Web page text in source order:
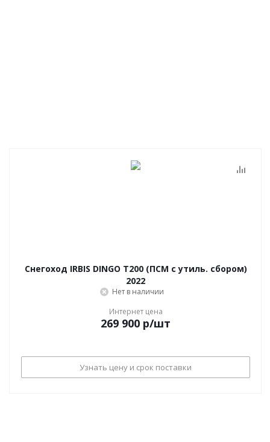
Снегоход IRBIS DINGO T200 (ПСМ с утиль. сбором)
2022
Нет в наличии
Интернет цена
269 900 р/шт
Узнать цену и срок поставки